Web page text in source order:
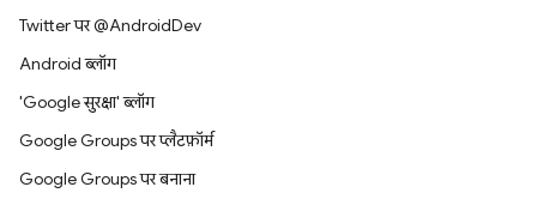
Twitter पर @AndroidDev
Android ब्लॉग
'Google सुरक्षा' ब्लॉग
Google Groups पर प्लैटफ़ॉर्म
Google Groups पर बनाना